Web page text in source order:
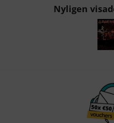
Nyligen